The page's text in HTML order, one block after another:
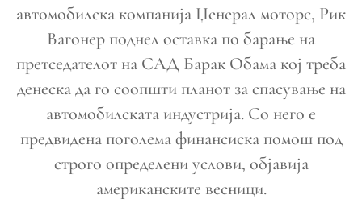
автомобилска компанија Џенерал моторс, Рик
Вагонер поднел оставка по барање на
претседателот на САД Барак Обама кој треба
денеска да го соопшти планот за спасување на
автомобилската индустрија. Со него е
предвидена поголема финансиска помош под
строго определени услови, објавија
американските весници.